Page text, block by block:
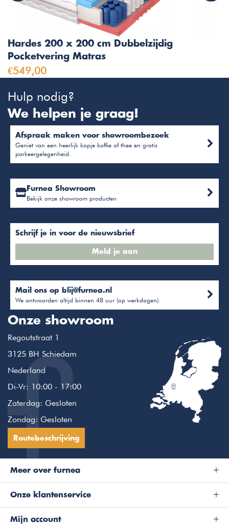
Hardes 200 x 200 cm Dubbelzijdig
Pocketvering Matras
€549,00
Hulp nodig?
We helpen je graag!
Afspraak maken voor showroombezoek
Geniet van een heerlijk kopje koffie of thee en gratis
parkeergelegenheid.
Furnea Showroom
Bekijk onze showroom producten
Schrijf je in voor de nieuwsbrief
Meld je aan
Mail ons op blij@furnea.nl
We antwoorden altijd binnen 48 uur (op werkdagen).
Onze showroom
Regoutstraat 1
3125 BH Schiedam
Nederland
Di-Vr: 10:00 - 17:00
Zaterdag: Gesloten
Zondag: Gesloten
Routebeschrijving
Meer over furnea
Onze klantenservice
Mijn account